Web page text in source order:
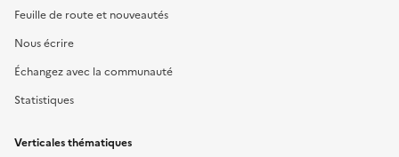
Feuille de route et nouveautés
Nous écrire
Échangez avec la communauté
Statistiques
Verticales thématiques